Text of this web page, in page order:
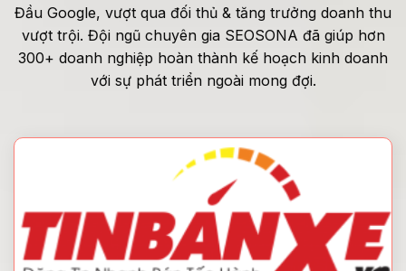
Đầu Google, vượt qua đối thủ & tăng trưởng doanh thu
vượt trội. Đội ngũ chuyên gia SEOSONA đã giúp hơn
300+ doanh nghiệp hoàn thành kế hoạch kinh doanh
với sự phát triển ngoài mong đợi.